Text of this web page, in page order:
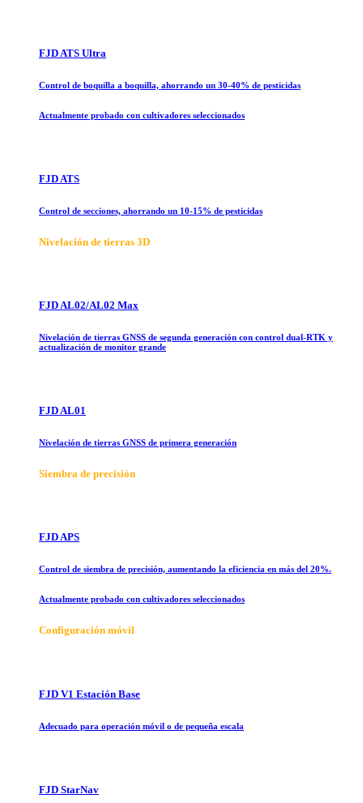
FJD ATS Ultra
Control de boquilla a boquilla, ahorrando un 30-40% de pesticidas
Actualmente probado con cultivadores seleccionados
FJD ATS
Control de secciones, ahorrando un 10-15% de pesticidas
Nivelación de tierras 3D
FJD AL02/AL02 Max
Nivelación de tierras GNSS de segunda generación con control dual-RTK y
actualización de monitor grande
FJD AL01
Nivelación de tierras GNSS de primera generación
Siembra de precisión
FJD APS
Control de siembra de precisión, aumentando la eficiencia en más del 20%.
Actualmente probado con cultivadores seleccionados
Configuración móvil
FJD V1 Estación Base
Adecuado para operación móvil o de pequeña escala
FJD StarNav